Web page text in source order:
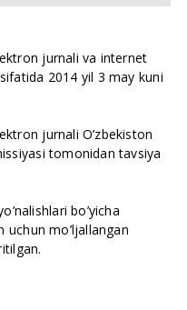
jurnali va internet
2014 yil 3 may kuni
jurnali O’zbekiston
tomonidan tavsiya
bo’yicha
mo’ljallangan